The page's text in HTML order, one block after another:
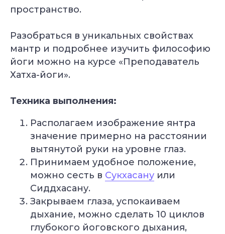
пространство.
Разобраться в уникальных свойствах
мантр и подробнее изучить философию
йоги можно на курсе «Преподаватель
Хатха-йоги».
Техника выполнения:
Располагаем изображение янтра
значение примерно на расстоянии
вытянутой руки на уровне глаз.
Принимаем удобное положение,
можно сесть в Сукхасану или
Сиддхасану.
Закрываем глаза, успокаиваем
дыхание, можно сделать 10 циклов
глубокого йоговского дыхания,
Популярные курсы Академии Йоги
Йога для
начинающих
Длительность: 8 недель
Подробнее
Преподаватель
Хатха-йоги
Длительность: 9 недель
Подробнее
Грант 40 000₽